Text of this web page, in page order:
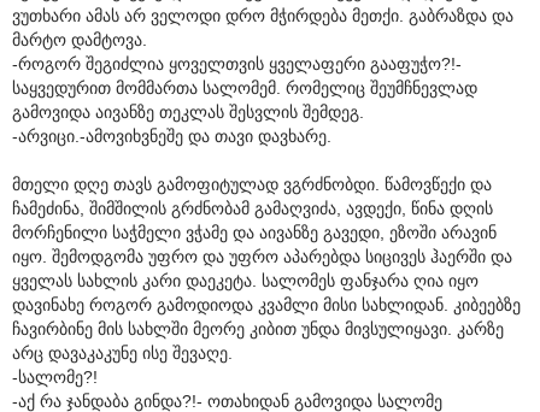
ვუთხარი ამას არ ველოდი დრო მჭირდება მეთქი. გაბრაზდა და
მარტო დამტოვა.
-როგორ შეგიძლია ყოველთვის ყველაფერი გააფუჭო?!-
საყვედურით მომმართა სალომემ. რომელიც შეუმჩნევლად
გამოვიდა აივანზე თეკლას შესვლის შემდეგ.
-არვიცი.-ამოვიხვნეშე და თავი დავხარე.
მთელი დღე თავს გამოფიტულად ვგრძნობდი. წამოვწექი და
ჩამეძინა, შიმშილის გრძნობამ გამაღვიძა, ავდექი, წინა დღის
მორჩენილი საჭმელი ვჭამე და აივანზე გავედი, ეზოში არავინ
იყო. შემოდგომა უფრო და უფრო აპარებდა სიცივეს ჰაერში და
ყველას სახლის კარი დაეკეტა. სალომეს ფანჯარა ღია იყო
დავინახე როგორ გამოდიოდა კვამლი მისი სახლიდან. კიბეებზე
ჩავირბინე მის სახლში მეორე კიბით უნდა მივსულიყავი. კარზე
არც დავაკაკუნე ისე შევაღე.
-სალომე?!
-აქ რა ჯანდაბა გინდა?!- ოთახიდან გამოვიდა სალომე